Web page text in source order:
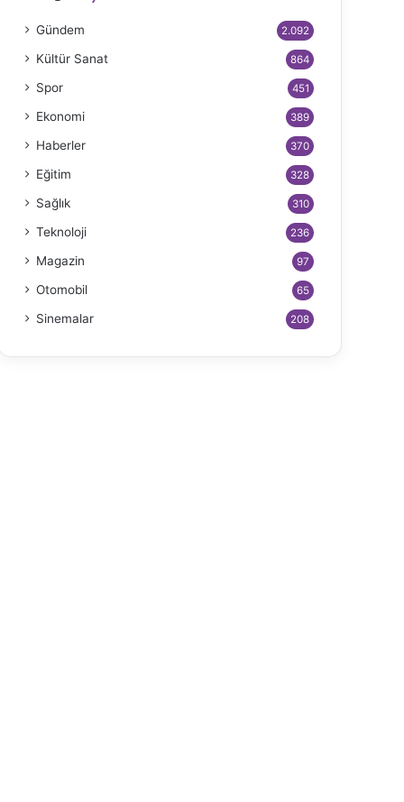
Gündem 2.092
Kültür Sanat 864
Spor 451
Ekonomi 389
Haberler 370
Eğitim 328
Sağlık 310
Teknoloji 236
Magazin 97
Otomobil 65
Sinemalar 208